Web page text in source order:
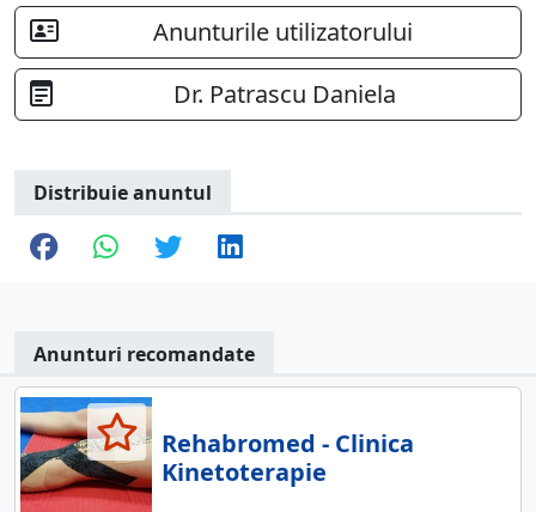
Anunturile utilizatorului
Dr. Patrascu Daniela
Distribuie anuntul
Anunturi recomandate
Rehabromed - Clinica
Kinetoterapie